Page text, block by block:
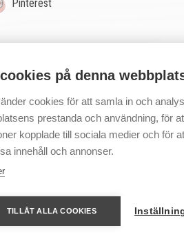
Pinterest
på denna
cookies för att samla in och
prestanda och användning, för
kopplade till sociala medier och för
innehåll och annonser.
TILLÅT ALLA COOKIES